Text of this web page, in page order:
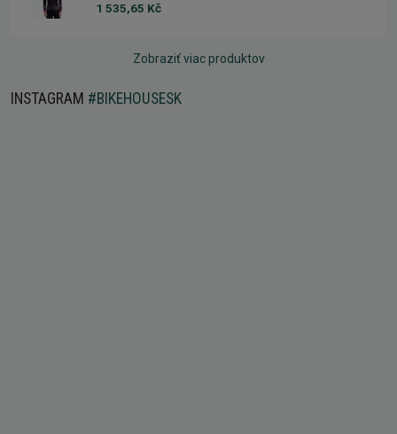
1 535,65 Kč
Zobraziť viac produktov
INSTAGRAM #BIKEHOUSESK